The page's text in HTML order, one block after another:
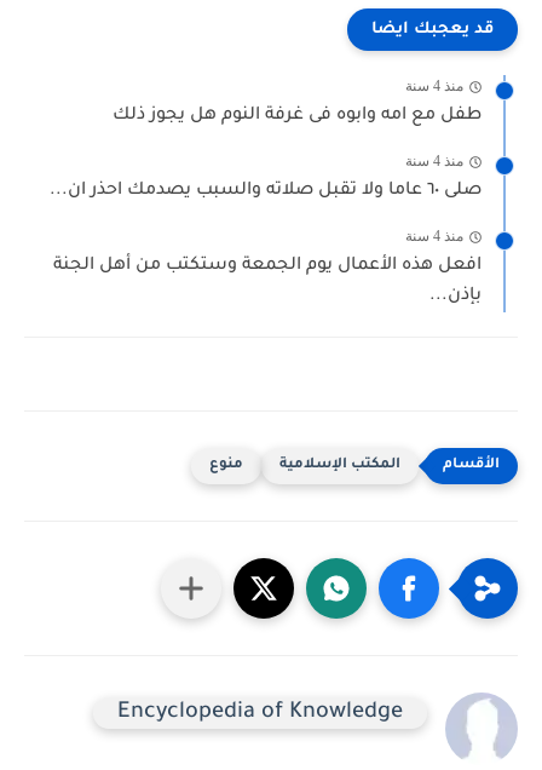
قد يعجبك ايضا
منذ 4 سنة
طفل مع امه وابوه فى غرفة النوم هل يجوز ذلك
منذ 4 سنة
صلى ٦٠ عاما ولا تقبل صلاته والسبب يصدمك احذر ان...
منذ 4 سنة
افعل هذه الأعمال يوم الجمعة وستكتب من أهل الجنة
بإذن...
المكتب الإسلامية منوع
Encyclopedia of Knowledge